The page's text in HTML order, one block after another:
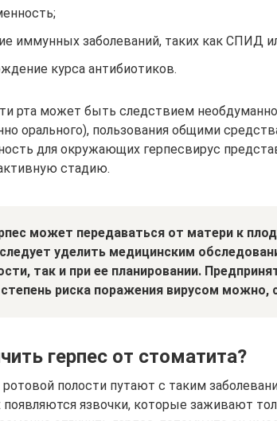
иммунных заболеваний, таких как СПИД
курса антибиотиков.
рта может быть следствием
орального), пользования общими
для окружающих герпесвирус
стадию.
может передаваться от матери к
уделить медицинским
так и при ее планировании.
риска поражения вирусом можно,
герпес от стоматита?
ротовой полости путают с таким
появляются язвочки, которые заживают